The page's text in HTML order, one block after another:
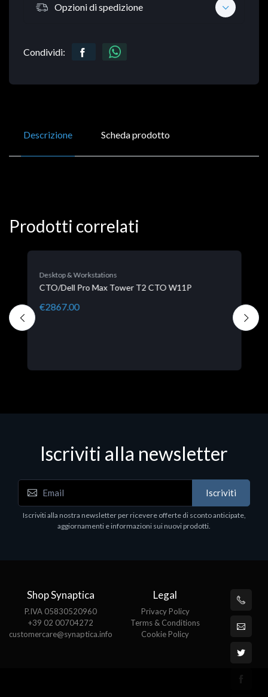
Opzioni di spedizione
Condividi:
Descrizione Scheda prodotto
Prodotti correlati
Desktop & Workstations
CTO/Dell Pro Max Tower T2 CTO W11P
€2867.00
Iscriviti alla newsletter
Iscriviti
Iscriviti alla nostra newsletter per ricevere offerte di sconto anticipate,
aggiornamenti e informazioni sui nuovi prodotti.
Shop Synaptica
P.IVA 05830520960
+39 02 00704272
customercare@synaptica.info
Legal
Privacy Policy
Terms & Conditions
Cookie Policy